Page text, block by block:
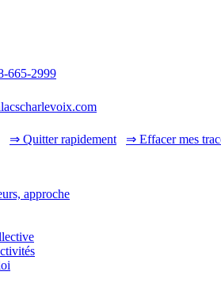
665-2999
⇒ Quitter rapidement ⇒ Effacer mes
approche